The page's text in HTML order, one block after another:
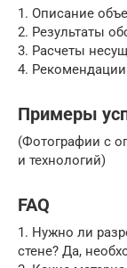
1. Описание
2. Результаты
3. Расчеты
4.
Примеры
(Фотографии с
и технологий)
FAQ
1. Нужно ли
стене? Да,